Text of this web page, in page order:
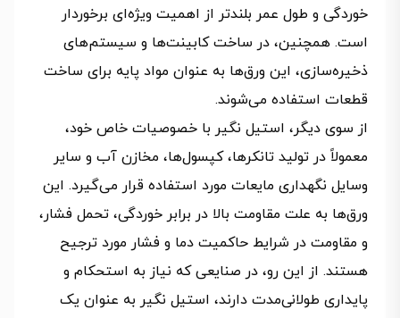
خوردگی و طول عمر بلندتر از اهمیت ویژه‌ای برخوردار
است. همچنین، در ساخت کابینت‌ها و سیستم‌های
ذخیره‌سازی، این ورق‌ها به عنوان مواد پایه برای ساخت
قطعات استفاده می‌شوند.
از سوی دیگر، استیل نگیر با خصوصیات خاص خود،
معمولاً در تولید تانکرها، کپسول‌ها، مخازن آب و سایر
وسایل نگهداری مایعات مورد استفاده قرار می‌گیرد. این
ورق‌ها به علت مقاومت بالا در برابر خوردگی، تحمل فشار،
و مقاومت در شرایط حاکمیت دما و فشار مورد ترجیح
هستند. از این رو، در صنایعی که نیاز به استحکام و
پایداری طولانی‌مدت دارند، استیل نگیر به عنوان یک